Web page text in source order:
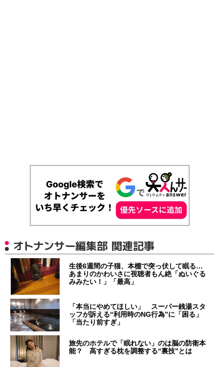
オトナンサー編集部 関連記事
生後6週間の子猫、本棚で突っ伏して眠る…
あまりのかわいさに視聴者もん絶「ぬいぐる
みみたい！」「最高」
「本当にやめてほしい」 スーパー銭湯スタ
ッフが訴える“利用時のNG行為”に「困る」
「当たり前すぎ」
旅先のホテルで「眠れない」のは脳の防衛本
能？ 高すぎる枕を調整する“裏技”とは